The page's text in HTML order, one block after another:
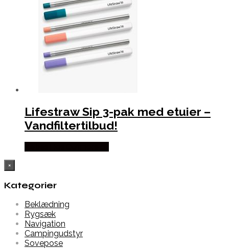
Lifestraw Sip 3-pak med etuier –
Vandfiltertilbud!
×
Kategorier
Beklædning
Rygsæk
Navigation
Campingudstyr
Sovepose